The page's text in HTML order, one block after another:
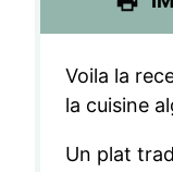
Voila la
la cuisine
Un plat